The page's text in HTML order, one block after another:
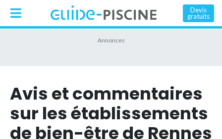
Devis
gratuits
Avis et commentaires
sur les établissements
de bien-être de Rennes